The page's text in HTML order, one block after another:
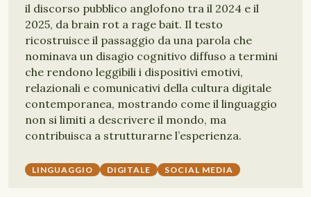
il discorso pubblico anglofono tra il 2024 e il
2025, da brain rot a rage bait. Il testo
ricostruisce il passaggio da una parola che
nominava un disagio cognitivo diffuso a termini
che rendono leggibili i dispositivi emotivi,
relazionali e comunicativi della cultura digitale
contemporanea, mostrando come il linguaggio
non si limiti a descrivere il mondo, ma
contribuisca a strutturarne l’esperienza.
LINGUAGGIO DIGITALE SOCIAL MEDIA